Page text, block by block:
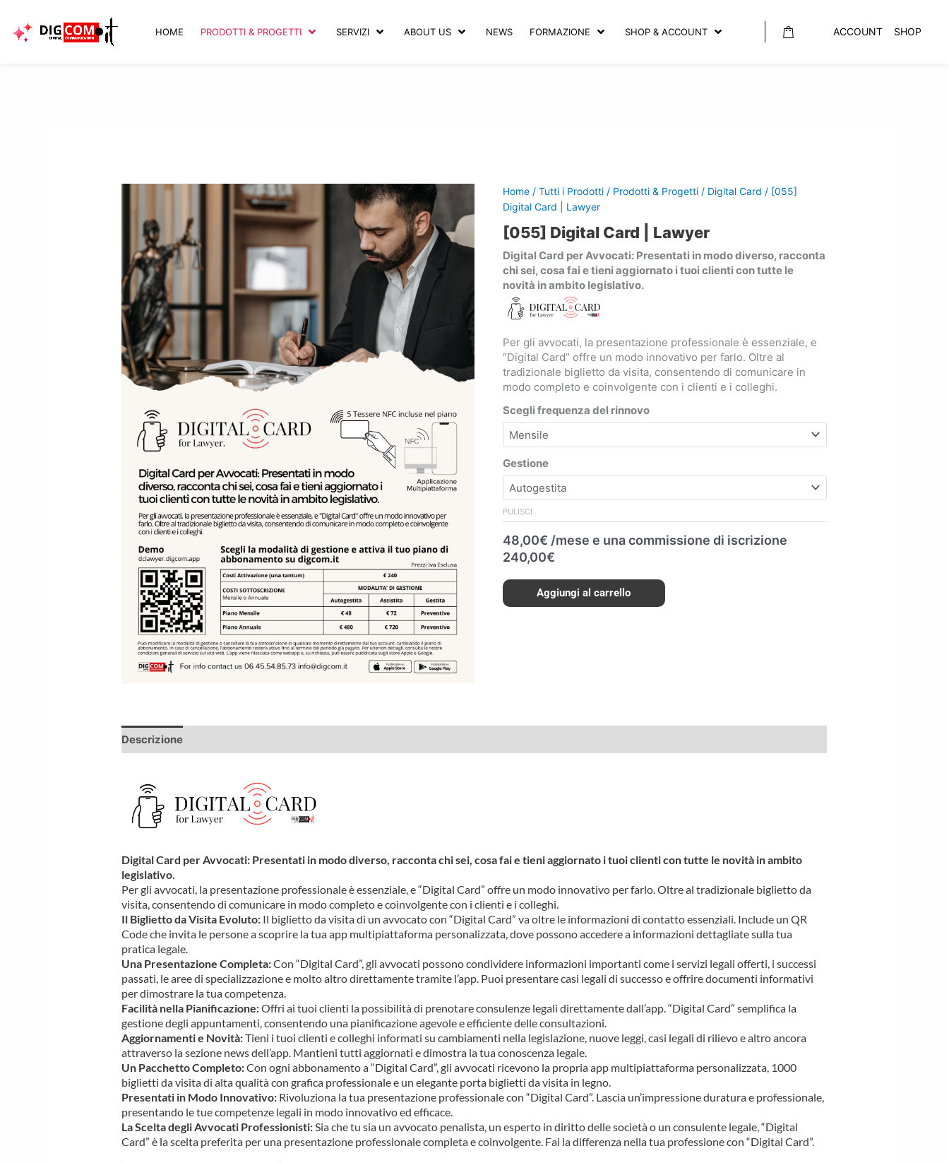
contenuto
HOME PRODOTTI & PROGETTI SERVIZI ABOUT US NEWS FORMAZIONE SHOP & ACCOUNT ACCOUNT SHOP
Home / Tutti i Prodotti / Prodotti & Progetti / Digital Card / [055]
Digital Card | Lawyer
[055] Digital Card | Lawyer
Digital Card per Avvocati: Presentati in modo diverso, racconta
chi sei, cosa fai e tieni aggiornato i tuoi clienti con tutte le
novità in ambito legislativo.
Per gli avvocati, la presentazione professionale è essenziale, e
“Digital Card” offre un modo innovativo per farlo. Oltre al
tradizionale biglietto da visita, consentendo di comunicare in
modo completo e coinvolgente con i clienti e i colleghi.
Scegli frequenza del rinnovo
Gestione
PULISCI
48,00€ /mese e una commissione di iscrizione
240,00€
Aggiungi al carrello
Descrizione
Digital Card per Avvocati: Presentati in modo diverso, racconta chi sei, cosa fai e tieni aggiornato i tuoi clienti con tutte le novità in ambito
legislativo.
Per gli avvocati, la presentazione professionale è essenziale, e “Digital Card” offre un modo innovativo per farlo. Oltre al tradizionale biglietto da
visita, consentendo di comunicare in modo completo e coinvolgente con i clienti e i colleghi.
Il Biglietto da Visita Evoluto: Il biglietto da visita di un avvocato con “Digital Card” va oltre le informazioni di contatto essenziali. Include un QR
Code che invita le persone a scoprire la tua app multipiattaforma personalizzata, dove possono accedere a informazioni dettagliate sulla tua
pratica legale.
Una Presentazione Completa:Con “Digital Card”, gli avvocati possono condividere informazioni importanti come i servizi legali offerti, i successi
passati, le aree di specializzazione e molto altro direttamente tramite l’app. Puoi presentare casi legali di successo e offrire documenti informativi
per dimostrare la tua competenza.
Facilità nella Pianificazione:Offri ai tuoi clienti la possibilità di prenotare consulenze legali direttamente dall’app. “Digital Card” semplifica la
gestione degli appuntamenti, consentendo una pianificazione agevole e efficiente delle consultazioni.
Aggiornamenti e Novità:Tieni i tuoi clienti e colleghi informati su cambiamenti nella legislazione, nuove leggi, casi legali di rilievo e altro ancora
attraverso la sezione news dell’app. Mantieni tutti aggiornati e dimostra la tua conoscenza legale.
Un Pacchetto Completo:Con ogni abbonamento a “Digital Card”, gli avvocati ricevono la propria app multipiattaforma personalizzata, 1000
biglietti da visita di alta qualità con grafica professionale e un elegante porta biglietti da visita in legno.
Presentati in Modo Innovativo: Rivoluziona la tua presentazione professionale con “Digital Card”. Lascia un’impressione duratura e professionale,
presentando le tue competenze legali in modo innovativo ed efficace.
La Scelta degli Avvocati Professionisti:Sia che tu sia un avvocato penalista, un esperto in diritto delle società o un consulente legale, “Digital
Card” è la scelta preferita per una presentazione professionale completa e coinvolgente. Fai la differenza nella tua professione con “Digital Card”.